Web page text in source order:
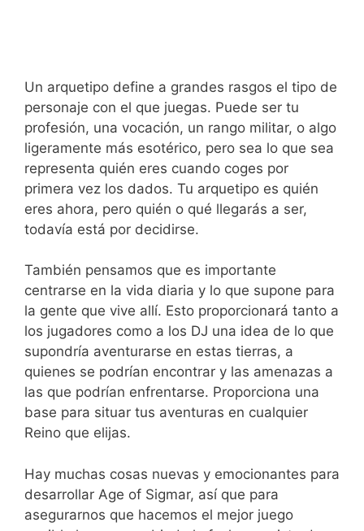
Un arquetipo define a grandes rasgos el tipo de
personaje con el que juegas. Puede ser tu
profesión, una vocación, un rango militar, o algo
ligeramente más esotérico, pero sea lo que sea
representa quién eres cuando coges por
primera vez los dados. Tu arquetipo es quién
eres ahora, pero quién o qué llegarás a ser,
todavía está por decidirse.
También pensamos que es importante
centrarse en la vida diaria y lo que supone para
la gente que vive allí. Esto proporcionará tanto a
los jugadores como a los DJ una idea de lo que
supondría aventurarse en estas tierras, a
quienes se podrían encontrar y las amenazas a
las que podrían enfrentarse. Proporciona una
base para situar tus aventuras en cualquier
Reino que elijas.
Hay muchas cosas nuevas y emocionantes para
desarrollar Age of Sigmar, así que para
asegurarnos que hacemos el mejor juego